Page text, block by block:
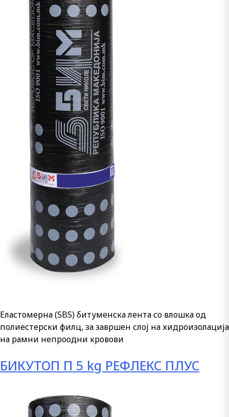
Еластомерна (SBS) битуменска лента со влошка од
полиестерски филц, за завршен слој на хидроизолација
на рамни непроодни кровови
БИКУТОП П 5 kg РЕФЛЕКС ПЛУС